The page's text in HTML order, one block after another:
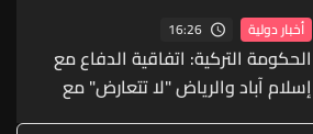
أخبار دولية 16:26
الحكومة التركية: اتفاقية الدفاع مع
إسلام آباد والرياض "لا تتعارض" مع
التزامات الناتو